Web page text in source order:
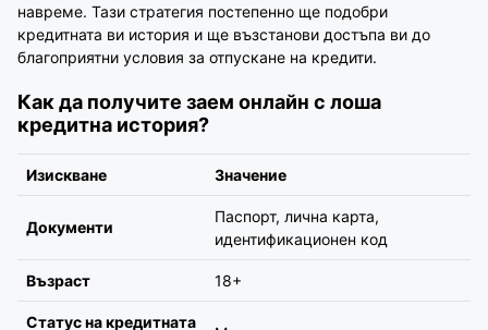
навреме. Тази стратегия постепенно ще подобри
кредитната ви история и ще възстанови достъпа ви до
благоприятни условия за отпускане на кредити.
Как да получите заем онлайн с лоша
кредитна история?
Изискване Значение
Документи
Паспорт, лична карта,
идентификационен код
Възраст 18+
Статус на кредитната